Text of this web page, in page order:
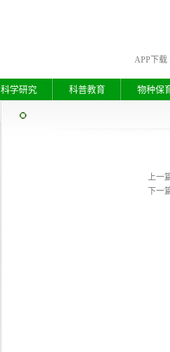
APP下载
科学研究 科普教育 物种保
上一
下一